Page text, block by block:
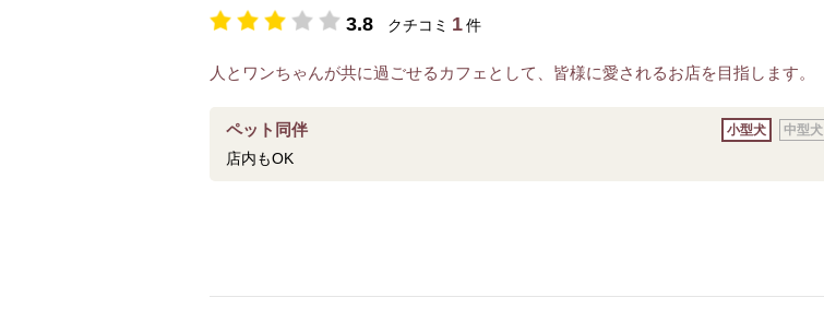
3.8 クチコミ 1件
人とワンちゃんが共に過ごせるカフェとして、皆様に愛されるお店を目指します。
ペット同伴
店内もOK
小型犬 中型犬